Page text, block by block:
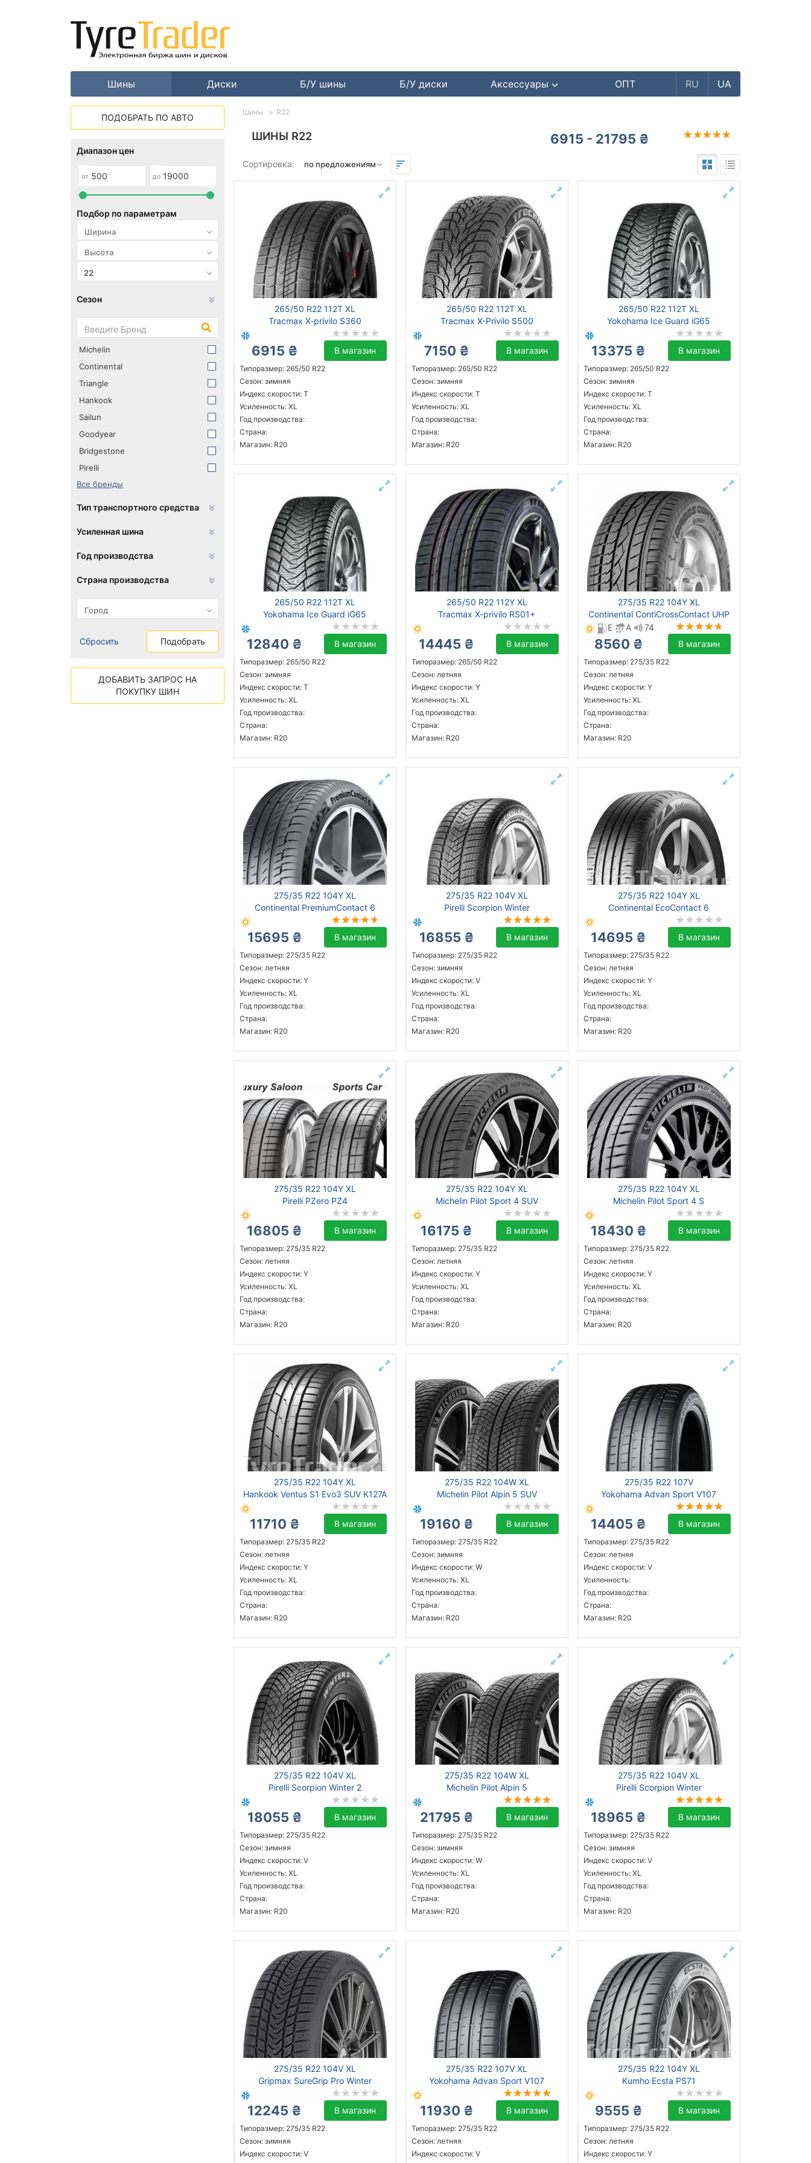
Шины Диски Б/У шины Б/У диски Аксессуары ОПТ RU UA
ШИНЫ R22 6915 - 21795 ₴
Сортировка:
265/50 R22 112T XL
Tracmax X-privilo S360
6915 ₴ В магазин
Типоразмер: 265/50 R22
Сезон: зимняя
Индекс скорости: T
Усиленность: XL
Год производства:
Страна:
Магазин: R20
265/50 R22 112T XL
Tracmax X-Privilo S500
7150 ₴ В магазин
Типоразмер: 265/50 R22
Сезон: зимняя
Индекс скорости: T
Усиленность: XL
Год производства:
Страна:
Магазин: R20
265/50 R22 112T XL
Yokohama Ice Guard iG65
13375 ₴ В магазин
Типоразмер: 265/50 R22
Сезон: зимняя
Индекс скорости: T
Усиленность: XL
Год производства:
Страна:
Магазин: R20
265/50 R22 112T XL
Yokohama Ice Guard iG65
12840 ₴ В магазин
Типоразмер: 265/50 R22
Сезон: зимняя
Индекс скорости: T
Усиленность: XL
Год производства:
Страна:
Магазин: R20
265/50 R22 112Y XL
Tracmax X-privilo RS01+
14445 ₴ В магазин
Типоразмер: 265/50 R22
Сезон: летняя
Индекс скорости: Y
Усиленность: XL
Год производства:
Страна:
Магазин: R20
275/35 R22 104Y XL
Continental ContiCrossContact UHP
E
A 74
8560 ₴ В магазин
Типоразмер: 275/35 R22
Сезон: летняя
Индекс скорости: Y
Усиленность: XL
Год производства:
Страна:
Магазин: R20
275/35 R22 104Y XL
Continental PremiumContact 6
15695 ₴ В магазин
Типоразмер: 275/35 R22
Сезон: летняя
Индекс скорости: Y
Усиленность: XL
Год производства:
Страна:
Магазин: R20
275/35 R22 104V XL
Pirelli Scorpion Winter
16855 ₴ В магазин
Типоразмер: 275/35 R22
Сезон: зимняя
Индекс скорости: V
Усиленность: XL
Год производства:
Страна:
Магазин: R20
275/35 R22 104Y XL
Continental EcoContact 6
14695 ₴ В магазин
Типоразмер: 275/35 R22
Сезон: летняя
Индекс скорости: Y
Усиленность: XL
Год производства:
Страна:
Магазин: R20
275/35 R22 104Y XL
Pirelli PZero PZ4
16805 ₴ В магазин
Типоразмер: 275/35 R22
Сезон: летняя
Индекс скорости: Y
Усиленность: XL
Год производства:
Страна:
Магазин: R20
275/35 R22 104Y XL
Michelin Pilot Sport 4 SUV
16175 ₴ В магазин
Типоразмер: 275/35 R22
Сезон: летняя
Индекс скорости: Y
Усиленность: XL
Год производства:
Страна:
Магазин: R20
275/35 R22 104Y XL
Michelin Pilot Sport 4 S
18430 ₴ В магазин
Типоразмер: 275/35 R22
Сезон: летняя
Индекс скорости: Y
Усиленность: XL
Год производства:
Страна:
Магазин: R20
275/35 R22 104Y XL
Hankook Ventus S1 Evo3 SUV K127A
11710 ₴ В магазин
Типоразмер: 275/35 R22
Сезон: летняя
Индекс скорости: Y
Усиленность: XL
Год производства:
Страна:
Магазин: R20
275/35 R22 104W XL
Michelin Pilot Alpin 5 SUV
19160 ₴ В магазин
Типоразмер: 275/35 R22
Сезон: зимняя
Индекс скорости: W
Усиленность: XL
Год производства:
Страна:
Магазин: R20
275/35 R22 107V
Yokohama Advan Sport V107
14405 ₴ В магазин
Типоразмер: 275/35 R22
Сезон: летняя
Индекс скорости: V
Усиленность:
Год производства:
Страна:
Магазин: R20
275/35 R22 104V XL
Pirelli Scorpion Winter 2
18055 ₴ В магазин
Типоразмер: 275/35 R22
Сезон: зимняя
Индекс скорости: V
Усиленность: XL
Год производства:
Страна:
Магазин: R20
275/35 R22 104W XL
Michelin Pilot Alpin 5
21795 ₴ В магазин
Типоразмер: 275/35 R22
Сезон: зимняя
Индекс скорости: W
Усиленность: XL
Год производства:
Страна:
Магазин: R20
275/35 R22 104V XL
Pirelli Scorpion Winter
18965 ₴ В магазин
Типоразмер: 275/35 R22
Сезон: зимняя
Индекс скорости: V
Усиленность: XL
Год производства:
Страна:
Магазин: R20
275/35 R22 104V XL
Gripmax SureGrip Pro Winter
12245 ₴ В магазин
Типоразмер: 275/35 R22
Сезон: зимняя
Индекс скорости: V
275/35 R22 107V XL
Yokohama Advan Sport V107
11930 ₴ В магазин
Типоразмер: 275/35 R22
Сезон: летняя
Индекс скорости: V
275/35 R22 104Y XL
Kumho Ecsta PS71
9555 ₴ В магазин
Типоразмер: 275/35 R22
Сезон: летняя
Индекс скорости: Y
Шины R22
ПОДОБРАТЬ ПО АВТО
Диапазон цен
от до
Подбор по параметрам
22
Сезон
Michelin
Continental
Triangle
Hankook
Sailun
Goodyear
Bridgestone
Pirelli
Все бренды
Тип транспортного средства
Усиленная шина
Год производства
Страна производства
Сбросить Подобрать
ДОБАВИТЬ ЗАПРОС НА
ПОКУПКУ ШИН